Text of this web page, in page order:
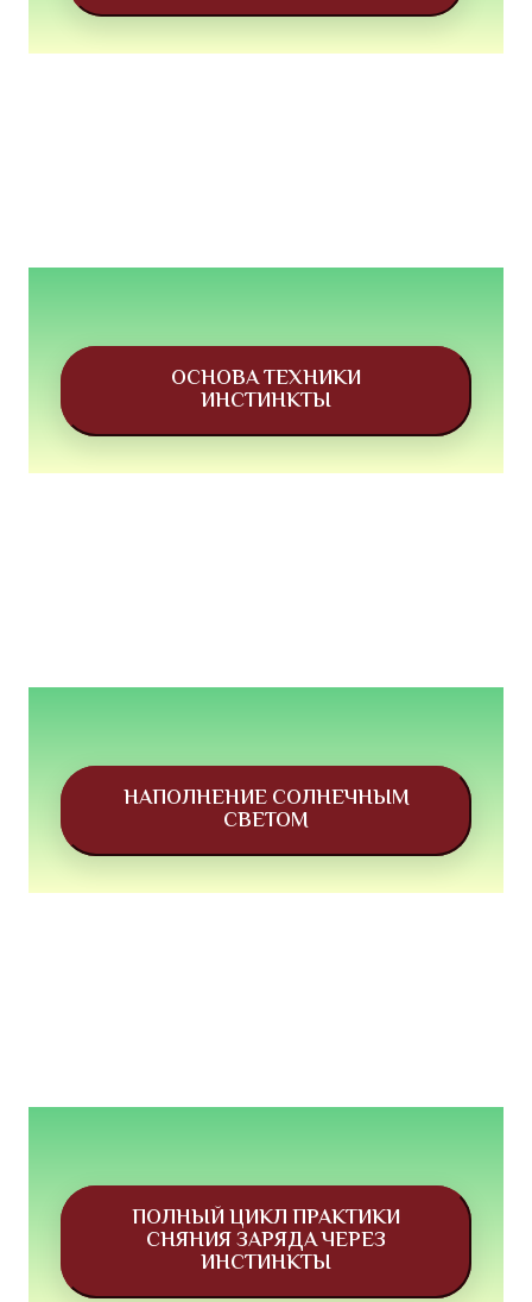
ОСНОВА ТЕХНИКИ
ИНСТИНКТЫ
НАПОЛНЕНИЕ СОЛНЕЧНЫМ
СВЕТОМ
ПОЛНЫЙ ЦИКЛ ПРАКТИКИ
СНЯНИЯ ЗАРЯДА ЧЕРЕЗ
ИНСТИНКТЫ